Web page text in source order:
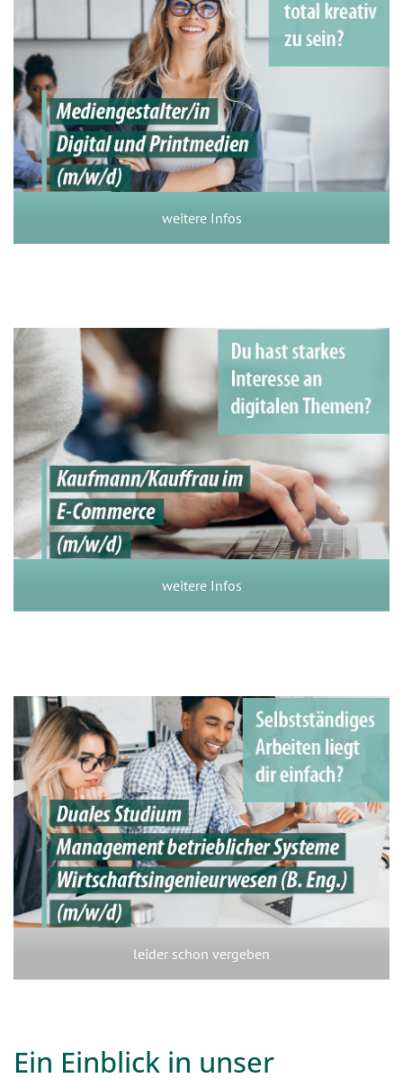
Mediengestalter/in Digital- und
Printmedien (m/w/d)
weitere Infos
weitere Infos
Kaufmann/Kauffrau im E-
Commerce (m/w/d)
weitere Infos
weitere Infos
Duales Studium
Wirtschaftsingenieurwesen
(B.Eng.) (m/w/d)
Für das Jahr 2027 ist die Stelle leider schon besetzt. Schau
gerne nächstes Jahr wieder vorbei!
leider schon vergeben
Ein Einblick in unser